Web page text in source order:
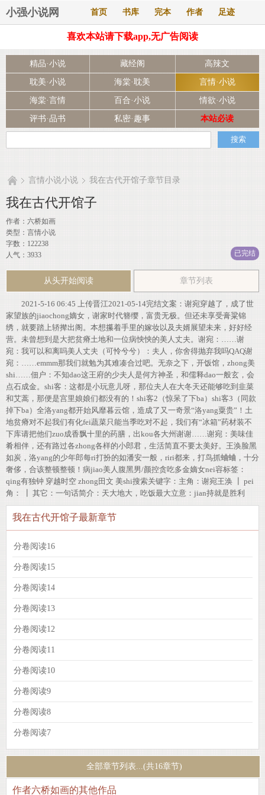
小强小说网 首页 书库 完本 作者 足迹
喜欢本站请下载app,无广告阅读
精品·小说 藏经阁 高辣文
耽美·小说 海棠·耽美 言情·小说
海棠·言情 百合·小说 情欲·小说
评书·品书 私密·趣事 本站必读
言情小说小说 我在古代开馆子章节目录
我在古代开馆子
作者： 六桥如画
类型：言情小说
字数：122238
人气：3933
已完结
从头开始阅读 章节列表
2021-5-16 06:45 上传晋江2021-05-14完结文案：谢宛穿越了，成了世
家望族的jiaochong嫡女，谢家时代簪缨，富贵无极。但还未享受膏粱锦
绣，就要踏上轿撵出阁。本想攥着手里的嫁妆以及夫婿展望未来，好好经
营。未曾想到是大把贫瘠土地和一位病怏怏的美人丈夫。谢宛：……谢
宛：我可以和离吗美人丈夫（可怜兮兮）：夫人，你舍得抛弃我吗QAQ谢
宛：……emmm那我们就勉为其难凑合过吧。无奈之下，开饭馆，zhong美
shi……佃户：不知dao这王府的少夫人是何方神圣，和儒释dao一般玄，会
点石成金。shi客：这都是小玩意儿呀，那位夫人在大冬天还能够吃到韭菜
和艾蒿，那便是宫里娘娘们都没有的！shi客2（惊呆了下ba）shi客3（同款
掉下ba）全洛yang都开始风靡暮云馆，造成了又一奇景“洛yang粟贵”！土
地贫瘠对不起我们有化fei蔬菜只能当季吃对不起，我们有“冰箱”药材装不
下库请把他们zuo成香飘十里的药膳，出kou各大州谢谢……谢宛：美味佳
肴相伴，还有路过各zhong各样的小郎君，生活简直不要太美好。王涣脸黑
如炭，洛yang的少年郎每ri打扮的如潘安一般，riri都来，打鸟抓蛐蛐，十分
奢侈，合该整顿整顿！病jiao美人腹黑男/颜控贪吃多金嫡女nei容标签：
qing有独钟 穿越时空 zhong田文 美shi搜索关键字：主角：谢宛王涣 ┃ pei
角： ┃ 其它：一句话简介：天大地大，吃饭最大立意：jian持就是胜利
我在古代开馆子最新章节
分卷阅读16
分卷阅读15
分卷阅读14
分卷阅读13
分卷阅读12
分卷阅读11
分卷阅读10
分卷阅读9
分卷阅读8
分卷阅读7
全部章节列表...(共16章节)
作者六桥如画的其他作品